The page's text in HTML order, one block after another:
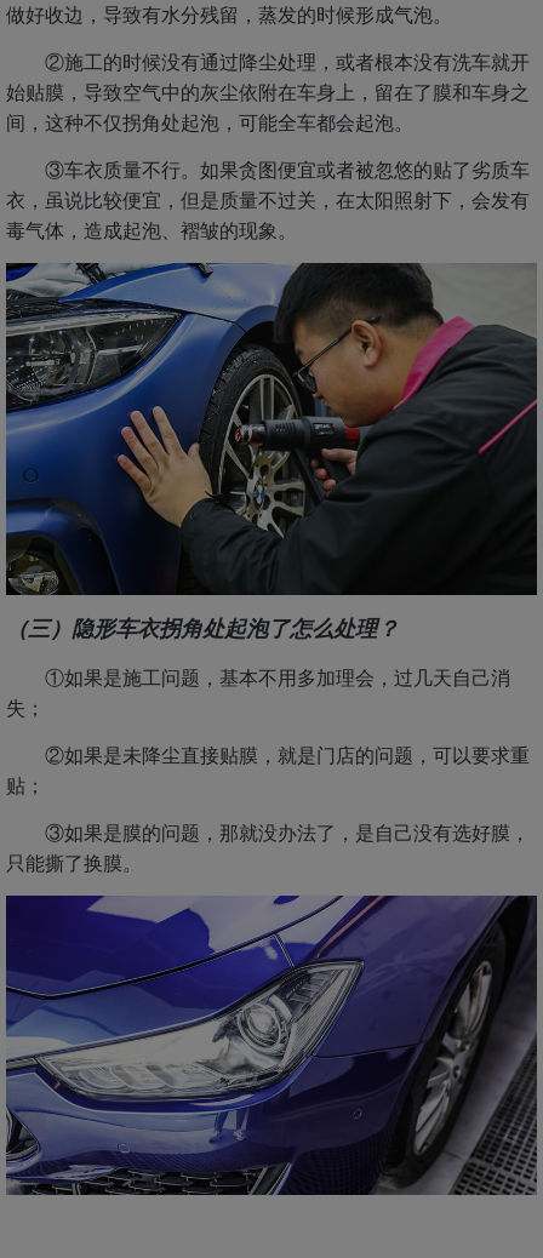
做好收边，导致有水分残留，蒸发的时候形成气泡。
②施工的时候没有通过降尘处理，或者根本没有洗车就开
始贴膜，导致空气中的灰尘依附在车身上，留在了膜和车身之
间，这种不仅拐角处起泡，可能全车都会起泡。
③车衣质量不行。如果贪图便宜或者被忽悠的贴了劣质车
衣，虽说比较便宜，但是质量不过关，在太阳照射下，会发有
毒气体，造成起泡、褶皱的现象。
（三）隐形车衣拐角处起泡了怎么处理？
①如果是施工问题，基本不用多加理会，过几天自己消
失；
②如果是未降尘直接贴膜，就是门店的问题，可以要求重
贴；
③如果是膜的问题，那就没办法了，是自己没有选好膜，
只能撕了换膜。